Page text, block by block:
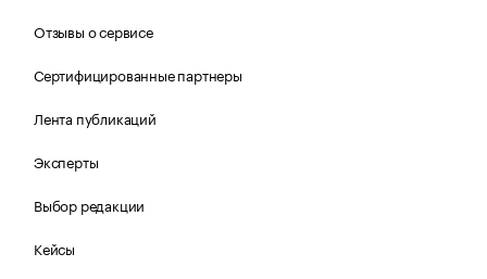
Отзывы о сервисе
Сертифицированные партнеры
Лента публикаций
Эксперты
Выбор редакции
Кейсы